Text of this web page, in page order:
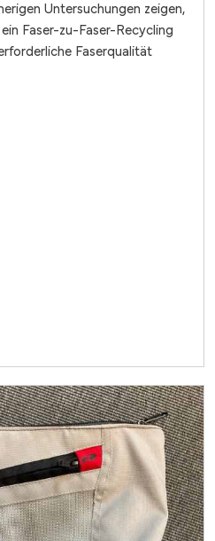
Untersuchungen zeigen,
Faser-zu-Faser-Recycling
Faserqualität
Ergebnisse zum Faser-